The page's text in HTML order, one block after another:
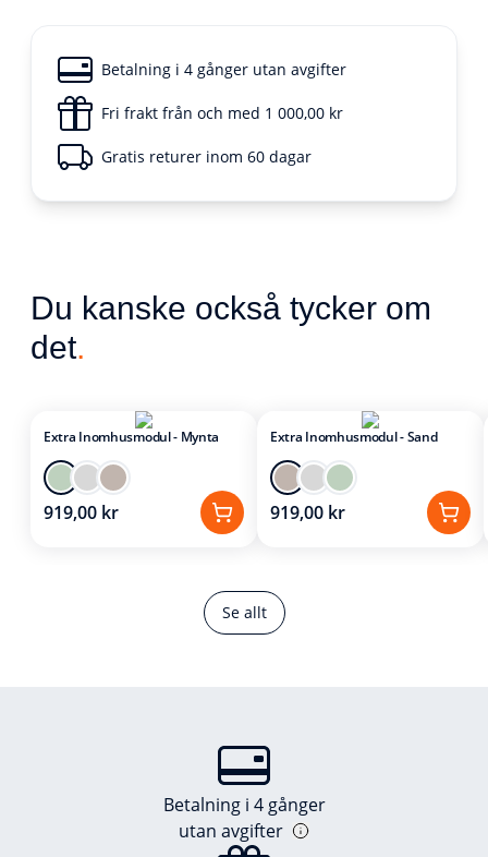
Betalning i 4 gånger utan avgifter
Fri frakt från och med 1 000,00 kr
Gratis returer inom 60 dagar
Du kanske också tycker om
det.
Se allt
Extra Inomhusmodul - Mynta
919,00 kr
Extra Inomhusmodul - Sand
919,00 kr
Betalning i 4 gånger
utan avgifter